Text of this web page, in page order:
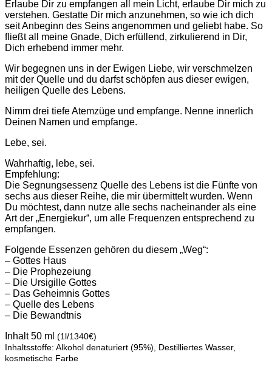
Erlaube Dir zu empfangen all mein Licht, erlaube Dir mich zu
verstehen. Gestatte Dir mich anzunehmen, so wie ich dich
seit Anbeginn des Seins angenommen und geliebt habe. So
fließt all meine Gnade, Dich erfüllend, zirkulierend in Dir,
Dich erhebend immer mehr.
Wir begegnen uns in der Ewigen Liebe, wir verschmelzen
mit der Quelle und du darfst schöpfen aus dieser ewigen,
heiligen Quelle des Lebens.
Nimm drei tiefe Atemzüge und empfange. Nenne innerlich
Deinen Namen und empfange.
Lebe, sei.
Wahrhaftig, lebe, sei.
Empfehlung:
Die Segnungsessenz Quelle des Lebens ist die Fünfte von
sechs aus dieser Reihe, die mir übermittelt wurden. Wenn
Du möchtest, dann nutze alle sechs nacheinander als eine
Art der „Energiekur“, um alle Frequenzen entsprechend zu
empfangen.
Folgende Essenzen gehören du diesem „Weg“:
– Gottes Haus
– Die Prophezeiung
– Die Ursigille Gottes
– Das Geheimnis Gottes
– Quelle des Lebens
– Die Bewandtnis
Inhalt 50 ml (1l/1340€)
Inhaltsstoffe: Alkohol denaturiert (95%), Destilliertes Wasser,
kosmetische Farbe